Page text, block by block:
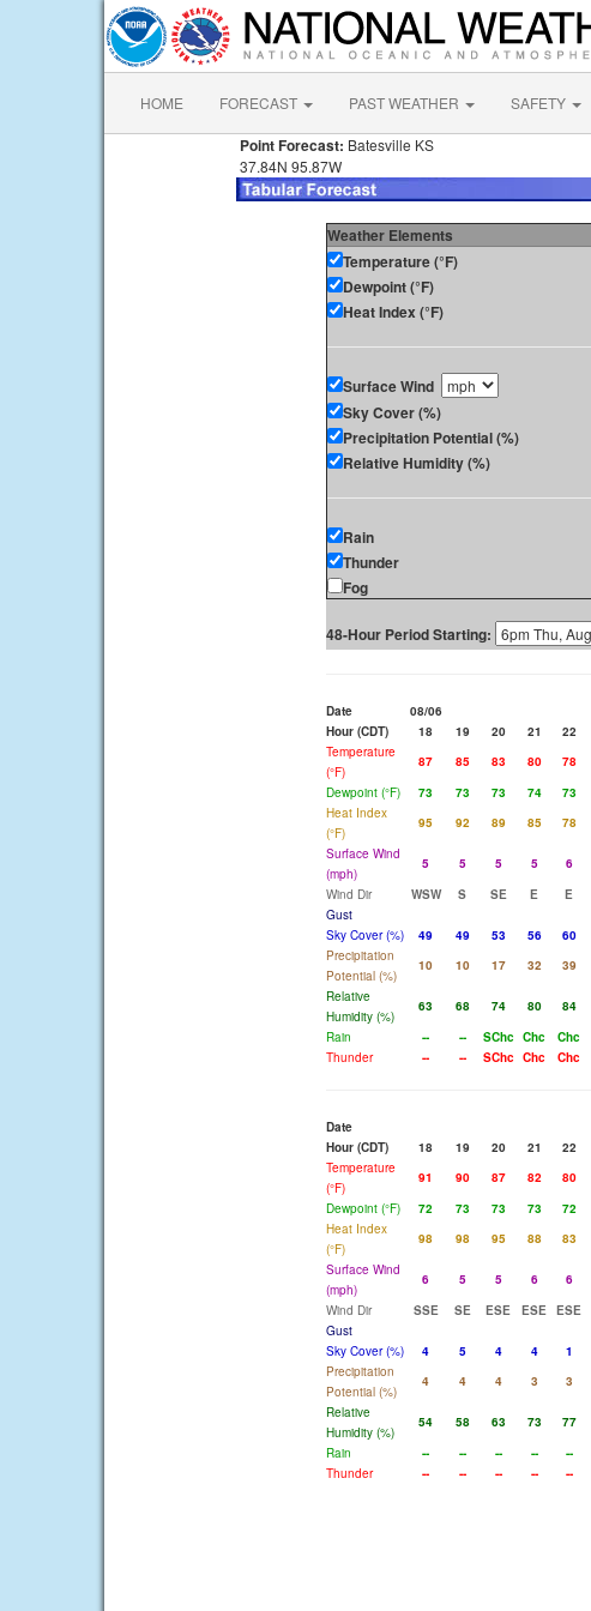
HOME FORECAST PAST WEATHER SAFETY
Point Forecast: Batesville KS
37.84N 95.87W
Weather Elements
Temperature (°F)
Dewpoint (°F)
Heat Index (°F)
Surface Wind
Sky Cover (%)
Precipitation Potential (%)
Relative Humidity (%)
Rain
Thunder
Fog
48-Hour Period Starting:
Date 08/06
Hour (CDT)
18 19 20 21 22
Temperature
(°F)
87 85 83 80 78
Dewpoint (°F)
73 73 73 74 73
Heat Index
(°F)
95 92 89 85 78
Surface Wind
(mph)
5 5 5 5 6
Wind Dir
WSW S SE E E
Gust
Sky Cover (%)
49 49 53 56 60
Precipitation
Potential (%)
10 10 17 32 39
Relative
Humidity (%)
63 68 74 80 84
Rain
-- -- SChc Chc Chc
Thunder
-- -- SChc Chc Chc
Date
Hour (CDT)
18 19 20 21 22
Temperature
(°F)
91 90 87 82 80
Dewpoint (°F)
72 73 73 73 72
Heat Index
(°F)
98 98 95 88 83
Surface Wind
(mph)
6 5 5 6 6
Wind Dir
SSE SE ESE ESE ESE
Gust
Sky Cover (%)
4 5 4 4 1
Precipitation
Potential (%)
4 4 4 3 3
Relative
Humidity (%)
54 58 63 73 77
Rain
-- -- -- -- --
Thunder
-- -- -- -- --